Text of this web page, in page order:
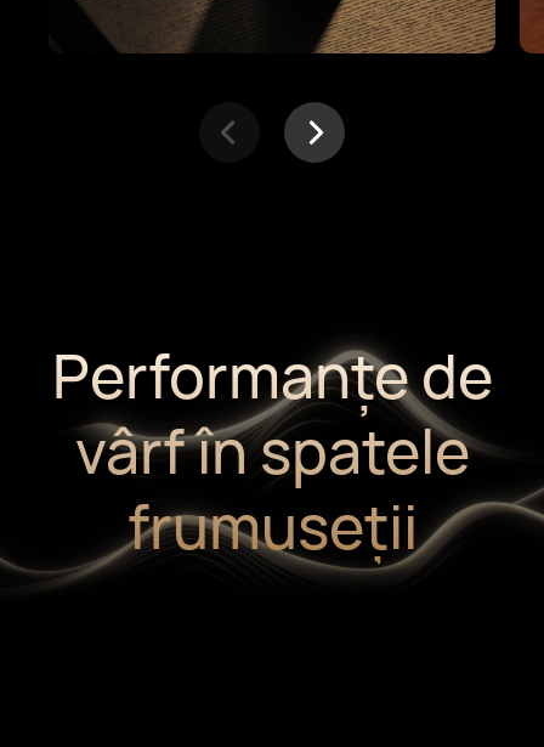
Performanțe de
vârf în spatele
frumuseții